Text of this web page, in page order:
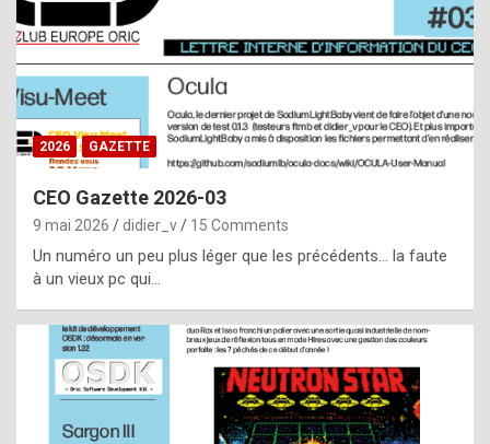
t
a
s
i
e
f
o
m
m
a
2026 GAZETTE
CEO Gazette 2026-03
9 mai 2026 didier_v 15 Comments
Un numéro un peu plus léger que les précédents… la faute
à un vieux pc qui…